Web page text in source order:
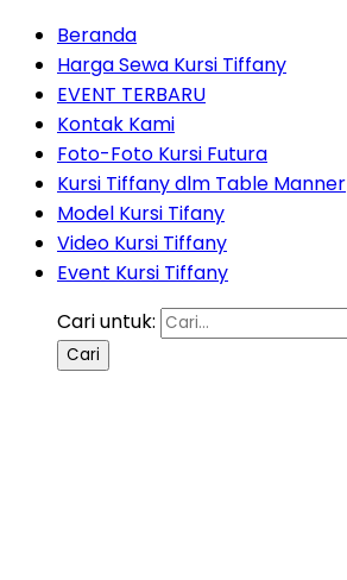
Beranda
Harga Sewa Kursi Tiffany
EVENT TERBARU
Kontak Kami
Foto-Foto Kursi Futura
Kursi Tiffany dlm Table Manner
Model Kursi Tifany
Video Kursi Tiffany
Event Kursi Tiffany
Cari untuk: